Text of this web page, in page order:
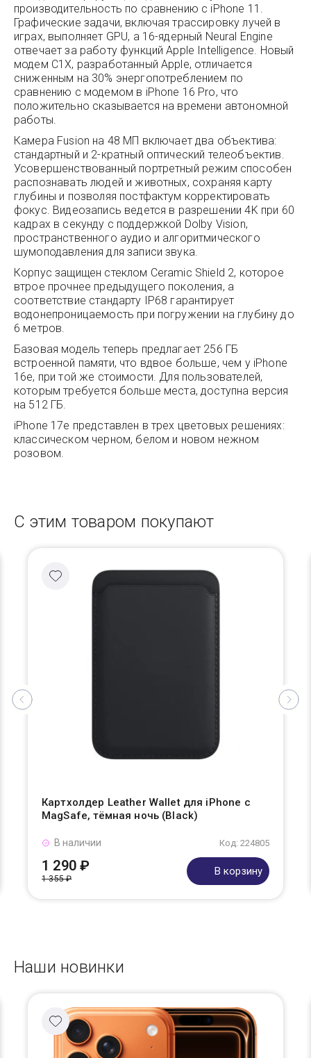
производительность по сравнению с iPhone 11.
Графические задачи, включая трассировку лучей в
играх, выполняет GPU, а 16-ядерный Neural Engine
отвечает за работу функций Apple Intelligence. Новый
модем C1X, разработанный Apple, отличается
сниженным на 30% энергопотреблением по
сравнению с модемом в iPhone 16 Pro, что
положительно сказывается на времени автономной
работы.
Камера Fusion на 48 МП включает два объектива:
стандартный и 2-кратный оптический телеобъектив.
Усовершенствованный портретный режим способен
распознавать людей и животных, сохраняя карту
глубины и позволяя постфактум корректировать
фокус. Видеозапись ведется в разрешении 4K при 60
кадрах в секунду с поддержкой Dolby Vision,
пространственного аудио и алгоритмического
шумоподавления для записи звука.
Корпус защищен стеклом Ceramic Shield 2, которое
втрое прочнее предыдущего поколения, а
соответствие стандарту IP68 гарантирует
водонепроницаемость при погружении на глубину до
6 метров.
Базовая модель теперь предлагает 256 ГБ
встроенной памяти, что вдвое больше, чем у iPhone
16e, при той же стоимости. Для пользователей,
которым требуется больше места, доступна версия
на 512 ГБ.
iPhone 17e представлен в трех цветовых решениях:
классическом черном, белом и новом нежном
розовом.
С этим товаром покупают
Картхолдер Leather Wallet для iPhone с
MagSafe, тёмная ночь (Black)
Код: 224805
В наличии
1 290 ₽
1 355 ₽
В корзину
Наши новинки